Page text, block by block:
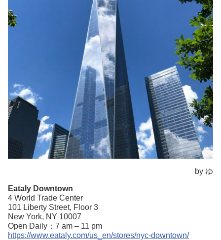
by ゆ
Eataly Downtown
4 World Trade Center
101 Liberty Street, Floor 3
New York, NY 10007
Open Daily：7 am – 11 pm
https://www.eataly.com/us_en/stores/nyc-downtown/